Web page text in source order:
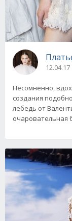
12.04.17
Несомненно,
создания
лебедь от
очаровательная